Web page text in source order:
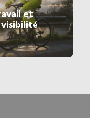
et